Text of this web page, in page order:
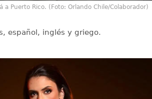
a Puerto Rico. (Foto: Orlando Chile/Colaborador)
español, inglés y griego.